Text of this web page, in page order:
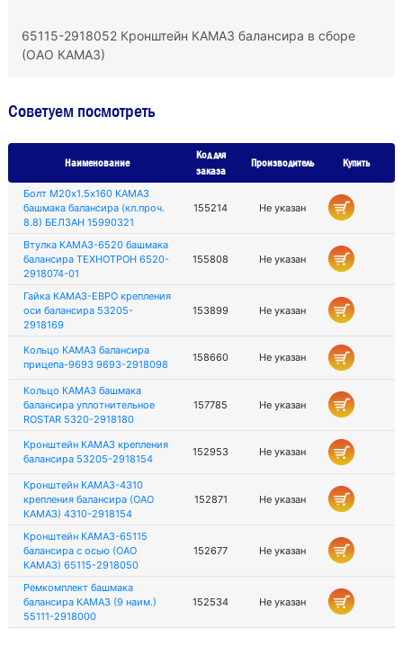
65115-2918052 Кронштейн КАМАЗ балансира в сборе
(ОАО КАМАЗ)
Советуем посмотреть
Наименование
Код для
заказа
Производитель Купить
Болт М20х1.5х160 КАМАЗ
башмака балансира (кл.проч.
8.8) БЕЛЗАН 15990321
155214 Не указан
Втулка КАМАЗ-6520 башмака
балансира ТЕХНОТРОН 6520-
2918074-01
155808 Не указан
Гайка КАМАЗ-ЕВРО крепления
оси балансира 53205-
2918169
153899 Не указан
Кольцо КАМАЗ балансира
прицепа-9693 9693-2918098
158660 Не указан
Кольцо КАМАЗ башмака
балансира уплотнительное
ROSTAR 5320-2918180
157785 Не указан
Кронштейн КАМАЗ крепления
балансира 53205-2918154
152953 Не указан
Кронштейн КАМАЗ-4310
крепления балансира (ОАО
КАМАЗ) 4310-2918154
152871 Не указан
Кронштейн КАМАЗ-65115
балансира с осью (ОАО
КАМАЗ) 65115-2918050
152677 Не указан
Ремкомплект башмака
балансира КАМАЗ (9 наим.)
55111-2918000
152534 Не указан